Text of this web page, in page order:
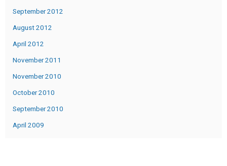
September 2012
August 2012
April 2012
November 2011
November 2010
October 2010
September 2010
April 2009